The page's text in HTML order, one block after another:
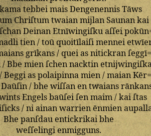
tebbeimais DengenennisTāws
ChriſtumtwaianmijlanSaunankai
ſchanDeinanEtnīwingiſku aſſei
tien/toūquoitīlaiſimennei
grīkans/queias nitickran
/Bbemienſchennacktin
Beggiaspolaipinnamien/maian
Daūſin/bhewiſſanentwaians
Engelsbaūſei ſen maim/kaiſtas
/niainanwarrienēnmien
Bhepanſdauentickrikaibhe
weſſelingienmigguns.